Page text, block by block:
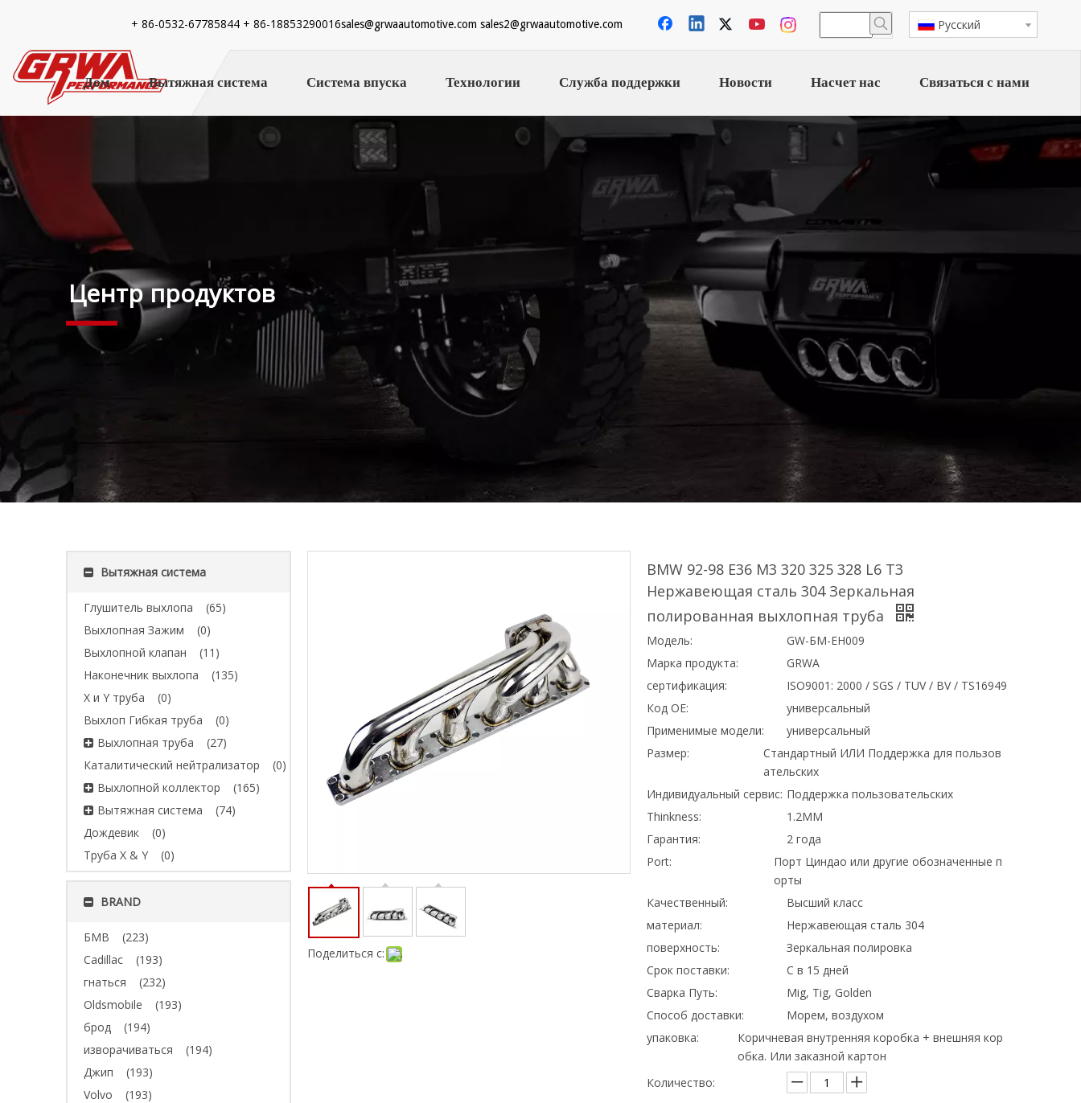
+ 86-0532-67785844 + 86-18853290016sales@grwaautomotive.com sales2@grwaautomotive.com Pусский
Дом Вытяжная система Система впуска Технологии Служба поддержки Новости Насчет нас Связаться с нами
Центр продуктов
Вытяжная система
Глушитель выхлопа
(65)
Выхлопная Зажим
(0)
Выхлопной клапан
(11)
Наконечник выхлопа
(135)
X и Y труба
(0)
Выхлоп Гибкая труба
(0)
Выхлопная труба
(27)
Каталитический нейтрализатор
(0)
Выхлопной коллектор
(165)
Вытяжная система
(74)
Дождевик
(0)
Труба X & Y
(0)
BRAND
БМВ
(223)
Cadillac
(193)
гнаться
(232)
Oldsmobile
(193)
брод
(194)
изворачиваться
(194)
Джип
(193)
Volvo
(193)
Поделиться с:
BMW 92-98 E36 M3 320 325 328 L6 T3
Нержавеющая сталь 304 Зеркальная
полированная выхлопная труба
Модель:
GW-БМ-EH009
Марка продукта:
GRWA
сертификация:
ISO9001: 2000 / SGS / TUV / BV / TS16949
Код OE:
универсальный
Применимые модели:
универсальный
Размер:
Стандартный ИЛИ Поддержка для пользов
ательских
Индивидуальный сервис: Поддержка пользовательских
Thinkness:
1.2MM
Гарантия:
2 года
Port:
Порт Циндао или другие обозначенные п
орты
Качественный:
Высший класс
материал:
Нержавеющая сталь 304
поверхность:
Зеркальная полировка
Срок поставки:
С в 15 дней
Сварка Путь:
Mig, Tig, Golden
Способ доставки:
Морем, воздухом
упаковка:
Коричневая внутренняя коробка + внешняя кор
обка. Или заказной картон
Количество: